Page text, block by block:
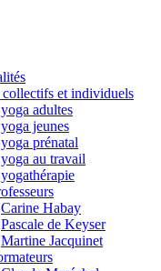
collectifs et individuels
yoga adultes
yoga jeunes
yoga prénatal
yoga au travail
yogathérapie
Carine Habay
Pascale de Keyser
Martine Jacquinet